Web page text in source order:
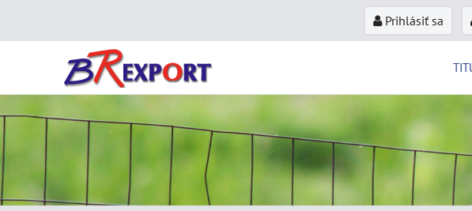
Prihlásiť sa